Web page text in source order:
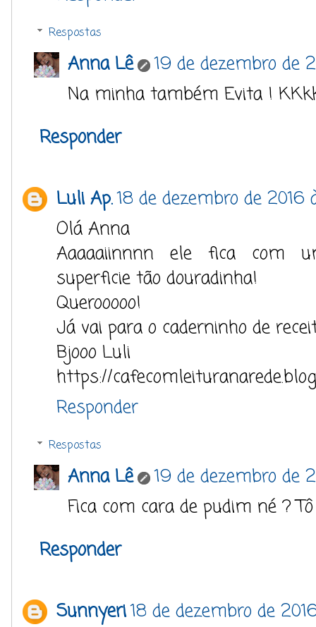
Respostas
Anna Lê
19 de dezembro de
Na minha também Evita !
Responder
Luli Ap.18 de dezembro de 2016
Olá Anna
Aaaaaiinnnn ele fica com
superficie tão douradinha!
Querooooo!
Já vai para o caderninho de
Bjooo Luli
https://
Responder
Respostas
Anna Lê
19 de dezembro de
Fica com cara de pudim né ?
Responder
Sunnyeri18 de dezembro de